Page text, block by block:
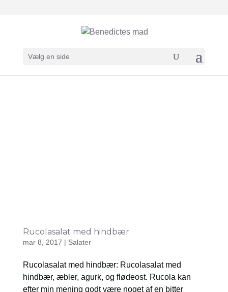
Vælg en side
Rucolasalat med hindbær
mar 8, 2017 | Salater
Rucolasalat med hindbær: Rucolasalat med
hindbær, æbler, agurk, og flødeost. Rucola kan
efter min mening godt være noget af en bitter